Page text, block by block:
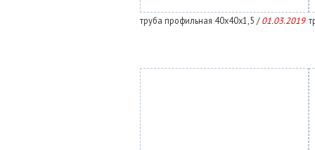
труба профильная 40х40х1,5 /01.03.2019